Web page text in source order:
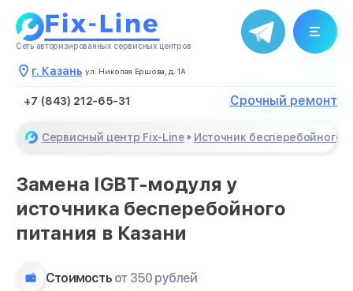
Сеть авторизированных сервисных центров
г. Казань ул. Николая Ершова, д. 1А
+7 (843) 212-65-31 Срочный ремонт
Сервисный центр Fix-Line Источник бесперебойного
Замена IGBT-модуля у
источника бесперебойного
питания в Казани
Стоимость от 350 рублей